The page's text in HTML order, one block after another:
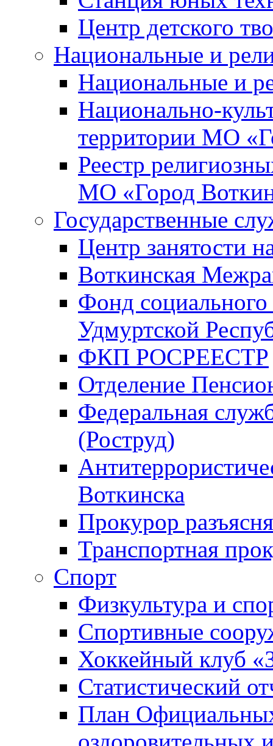
Центр детского
Национальные и
Национальные и
Национально-
территории МО
Реестр
МО «Город
Государственные
Центр занятости
Воткинская
Фонд
Удмуртской
ФКП РОСРЕЕСТР
Отделение
Федеральная
(Роструд)
Воткинска
Прокурор
Транспортная
Спорт
Физкультура и
Спортивные
Хоккейный клуб
Статистический
План